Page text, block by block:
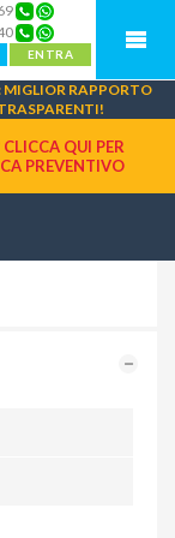
ENTRA
MIGLIOR RAPPORTO
QUI PER
PREVENTIVO